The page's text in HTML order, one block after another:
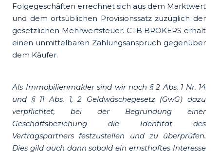
Folgegeschäften errechnet sich aus dem Marktwert
und dem ortsüblichen Provisionssatz zuzüglich der
gesetzlichen Mehrwertsteuer. CTB BROKERS erhält
einen unmittelbaren Zahlungsanspruch gegenüber
dem Käufer.
Als Immobilienmakler sind wir nach § 2 Abs. 1 Nr. 14
und § 11 Abs. 1, 2 Geldwäschegesetz (GwG) dazu
verpflichtet, bei der Begründung einer
Geschäftsbeziehung die Identität des
Vertragspartners festzustellen und zu überprüfen.
Dies gild auch dann sobald ein ernsthaftes Interesse